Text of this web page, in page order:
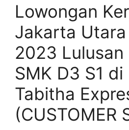
Lowongan
Jakarta
2023 Lulusan
SMK D3 S1 di
Tabitha
(CUSTOMER